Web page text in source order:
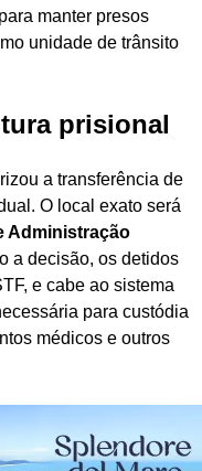
manter presos
unidade de trânsito
prisional
a transferência de
O local exato será
Administração
a decisão, os detidos
e cabe ao sistema
para custódia
médicos e outros